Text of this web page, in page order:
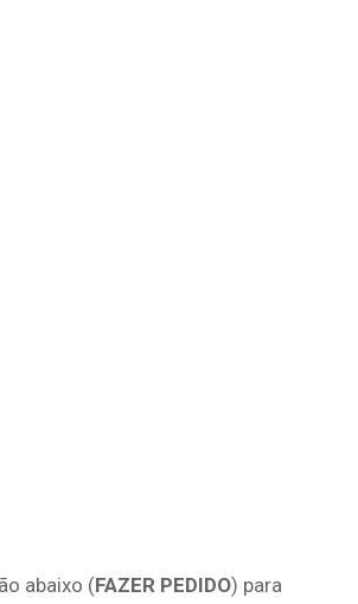
abaixo (FAZER PEDIDO) para